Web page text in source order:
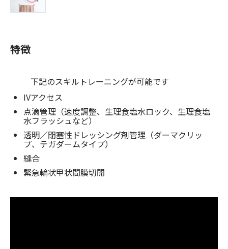
特徴
下記のスキルトレーニングが可能です
IVアクセス
点滴管理（速度調整、生理食塩水ロック、生理食塩
水フラッシュなど）
透明／閉塞性ドレッシング剤管理（ダーマクリッ
プ、テガダームタイプ）
縫合
緊急輪状甲状間膜切開